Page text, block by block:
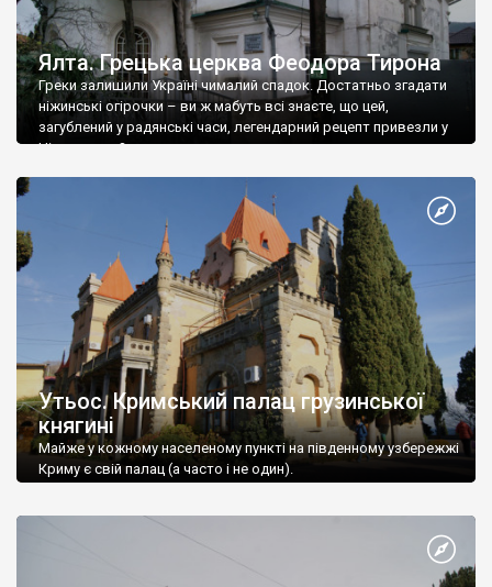
Ялта. Грецька церква Феодора Тирона
Греки залишили Україні чималий спадок. Достатньо згадати
ніжинські огірочки – ви ж мабуть всі знаєте, що цей,
загублений у радянські часи, легендарний рецепт привезли у
Ніжин греки?
Утьос. Кримський палац грузинської
княгині
Майже у кожному населеному пункті на південному узбережжі
Криму є свій палац (а часто і не один).